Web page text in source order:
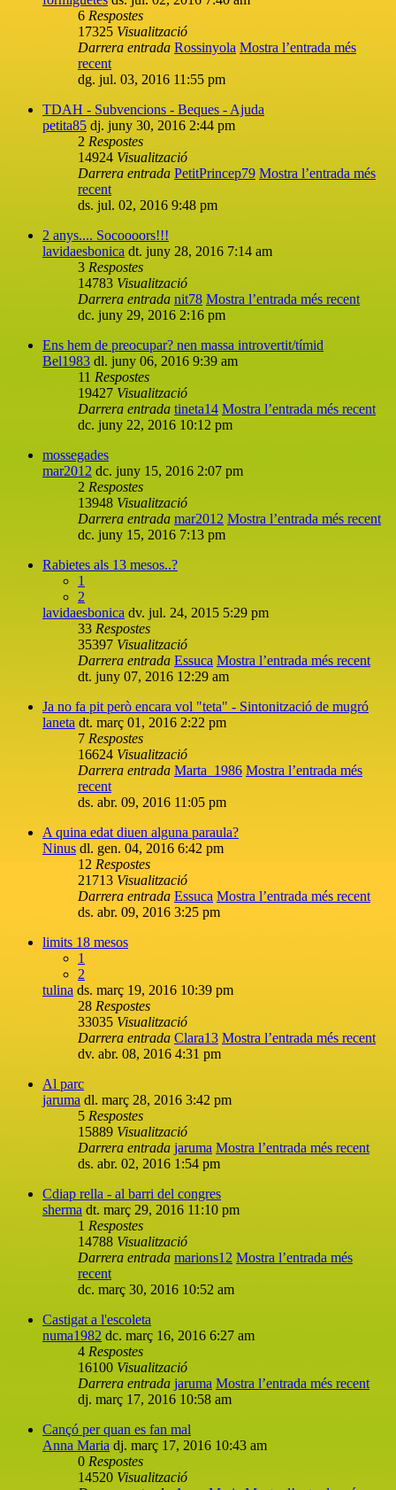
6 Respostes
17325 Visualització
Darrera entrada Rossinyola Mostra l’entrada més
recent
dg. jul. 03, 2016 11:55 pm
TDAH - Subvencions - Beques - Ajuda
petita85 dj. juny 30, 2016 2:44 pm
2 Respostes
14924 Visualització
Darrera entrada PetitPrincep79 Mostra l’entrada més
recent
ds. jul. 02, 2016 9:48 pm
2 anys.... Socoooors!!!
lavidaesbonica dt. juny 28, 2016 7:14 am
3 Respostes
14783 Visualització
Darrera entrada nit78 Mostra l’entrada més recent
dc. juny 29, 2016 2:16 pm
Ens hem de preocupar? nen massa introvertit/tímid
Bel1983 dl. juny 06, 2016 9:39 am
11 Respostes
19427 Visualització
Darrera entrada tineta14 Mostra l’entrada més recent
dc. juny 22, 2016 10:12 pm
mossegades
mar2012 dc. juny 15, 2016 2:07 pm
2 Respostes
13948 Visualització
Darrera entrada mar2012 Mostra l’entrada més recent
dc. juny 15, 2016 7:13 pm
Rabietes als 13 mesos..?
1
2
lavidaesbonica dv. jul. 24, 2015 5:29 pm
33 Respostes
35397 Visualització
Darrera entrada Essuca Mostra l’entrada més recent
dt. juny 07, 2016 12:29 am
Ja no fa pit però encara vol "teta" - Sintonització de mugró
laneta dt. març 01, 2016 2:22 pm
7 Respostes
16624 Visualització
Darrera entrada Marta_1986 Mostra l’entrada més
recent
ds. abr. 09, 2016 11:05 pm
A quina edat diuen alguna paraula?
Ninus dl. gen. 04, 2016 6:42 pm
12 Respostes
21713 Visualització
Darrera entrada Essuca Mostra l’entrada més recent
ds. abr. 09, 2016 3:25 pm
limits 18 mesos
1
2
tulina ds. març 19, 2016 10:39 pm
28 Respostes
33035 Visualització
Darrera entrada Clara13 Mostra l’entrada més recent
dv. abr. 08, 2016 4:31 pm
Al parc
jaruma dl. març 28, 2016 3:42 pm
5 Respostes
15889 Visualització
Darrera entrada jaruma Mostra l’entrada més recent
ds. abr. 02, 2016 1:54 pm
Cdiap rella - al barri del congres
sherma dt. març 29, 2016 11:10 pm
1 Respostes
14788 Visualització
Darrera entrada marions12 Mostra l’entrada més
recent
dc. març 30, 2016 10:52 am
Castigat a l'escoleta
numa1982 dc. març 16, 2016 6:27 am
4 Respostes
16100 Visualització
Darrera entrada jaruma Mostra l’entrada més recent
dj. març 17, 2016 10:58 am
Cançó per quan es fan mal
Anna Maria dj. març 17, 2016 10:43 am
0 Respostes
14520 Visualització